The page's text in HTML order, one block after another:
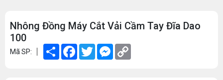
Nhông Đồng Máy Cắt Vải Cầm Tay Đĩa Dao
100
Mã SP: Share Facebook
TwitterMessenger